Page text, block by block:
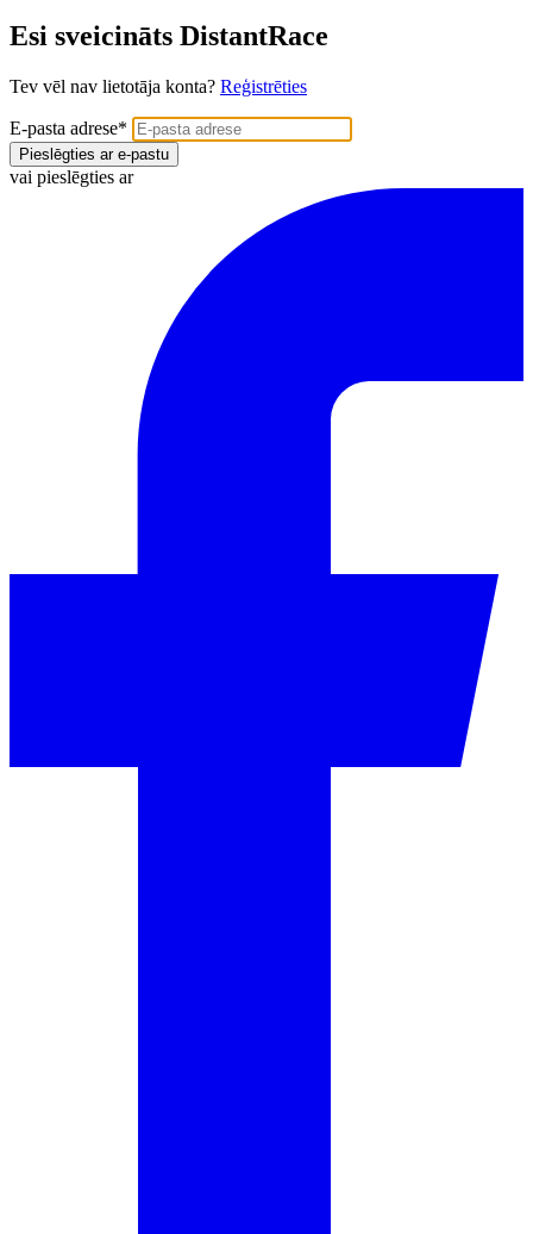
Esi sveicināts DistantRace
Tev vēl nav lietotāja konta? Reģistrēties
E-pasta adrese*
Pieslēgties ar e-pastu
vai pieslēgties ar